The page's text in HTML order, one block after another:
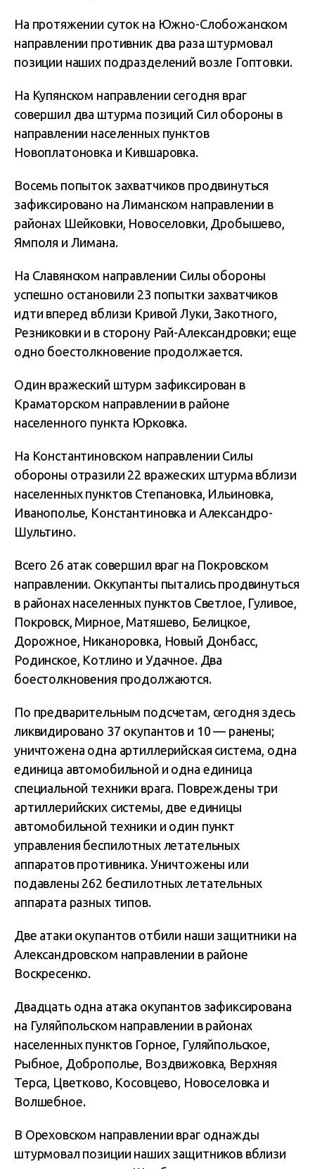
На протяжении суток на Южно-Слобожанском
направлении противник два раза штурмовал
позиции наших подразделений возле Гоптовки.
На Купянском направлении сегодня враг
совершил два штурма позиций Сил обороны в
направлении населенных пунктов
Новоплатоновка и Кившаровка.
Восемь попыток захватчиков продвинуться
зафиксировано на Лиманском направлении в
районах Шейковки, Новоселовки, Дробышево,
Ямполя и Лимана.
На Славянском направлении Силы обороны
успешно остановили 23 попытки захватчиков
идти вперед вблизи Кривой Луки, Закотного,
Резниковки и в сторону Рай-Александровки; еще
одно боестолкновение продолжается.
Один вражеский штурм зафиксирован в
Краматорском направлении в районе
населенного пункта Юрковка.
На Константиновском направлении Силы
обороны отразили 22 вражеских штурма вблизи
населенных пунктов Степановка, Ильиновка,
Иванополье, Константиновка и Александро-
Шультино.
Всего 26 атак совершил враг на Покровском
направлении. Оккупанты пытались продвинуться
в районах населенных пунктов Светлое, Гуливое,
Покровск, Мирное, Матяшево, Белицкое,
Дорожное, Никаноровка, Новый Донбасс,
Родинское, Котлино и Удачное. Два
боестолкновения продолжаются.
По предварительным подсчетам, сегодня здесь
ликвидировано 37 окупантов и 10 — ранены;
уничтожена одна артиллерийская система, одна
единица автомобильной и одна единица
специальной техники врага. Повреждены три
артиллерийских системы, две единицы
автомобильной техники и один пункт
управления беспилотных летательных
аппаратов противника. Уничтожены или
подавлены 262 беспилотных летательных
аппарата разных типов.
Две атаки окупантов отбили наши защитники на
Александровском направлении в районе
Воскресенко.
Двадцать одна атака окупантов зафиксирована
на Гуляйпольском направлении в районах
населенных пунктов Горное, Гуляйпольское,
Рыбное, Доброполье, Воздвижовка, Верхняя
Терса, Цветково, Косовцево, Новоселовка и
Волшебное.
В Ореховском направлении враг однажды
штурмовал позиции наших защитников вблизи